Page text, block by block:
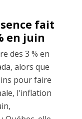
fait
en juin
des 3 % en
alors que
pour faire
l'inflation